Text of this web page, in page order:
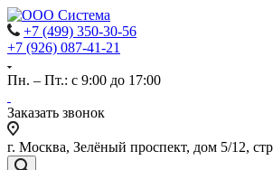
+7 (499) 350-30-56
+7 (926) 087-41-21
Пн. – Пт.: с 9:00 до 17:00
Заказать звонок
г. Москва, Зелёный проспект, дом 5/12,